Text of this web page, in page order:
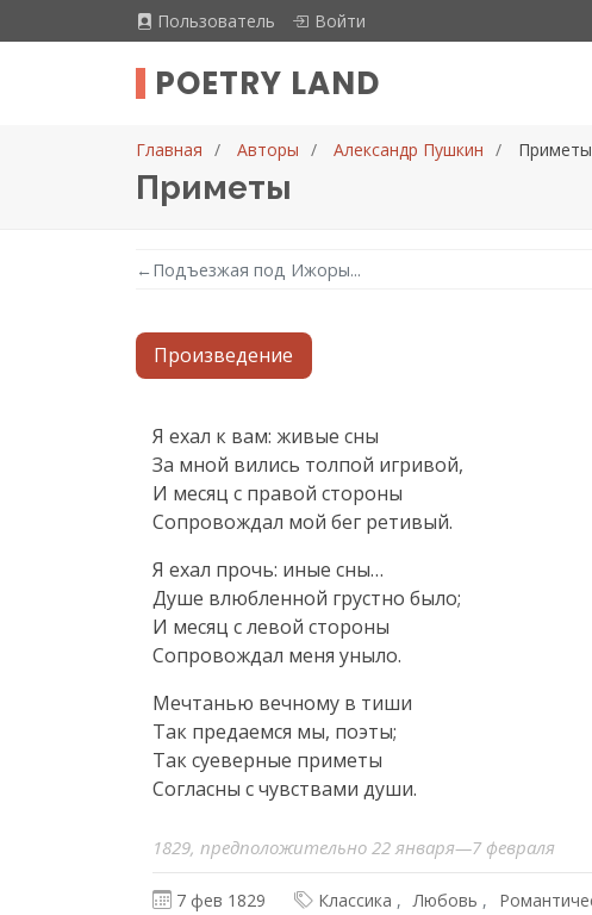
Пользователь Войти
POETRY LAND
Главная Авторы Александр Пушкин Приметы
Приметы
← Подъезжая под Ижоры...
Произведение
Текст произведения
Я ехал к вам: живые сны
За мной вились толпой игривой,
И месяц с правой стороны
Сопровождал мой бег ретивый.
Я ехал прочь: иные сны…
Душе влюбленной грустно было;
И месяц с левой стороны
Сопровождал меня уныло.
Мечтанью вечному в тиши
Так предаемся мы, поэты;
Так суеверные приметы
Согласны с чувствами души.
1829, предположительно 22 января—7 февраля
7 фев 1829 Классика Любовь